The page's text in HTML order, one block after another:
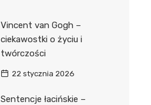
Vincent van Gogh –
ciekawostki o życiu i
twórczości
22 stycznia 2026
Sentencje łacińskie –